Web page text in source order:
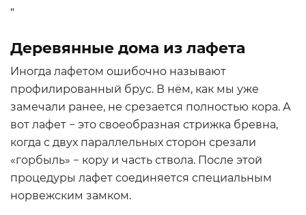
"
Деревянные дома из лафета
Иногда лафетом ошибочно называют
профилированный брус. В нём, как мы уже
замечали ранее, не срезается полностью кора. А
вот лафет − это своеобразная стрижка бревна,
когда с двух параллельных сторон срезали
«горбыль» − кору и часть ствола. После этой
процедуры лафет соединяется специальным
норвежским замком.